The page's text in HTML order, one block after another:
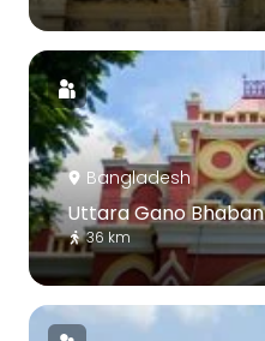
Bangladesh
Uttara Gano Bhaban
36 km